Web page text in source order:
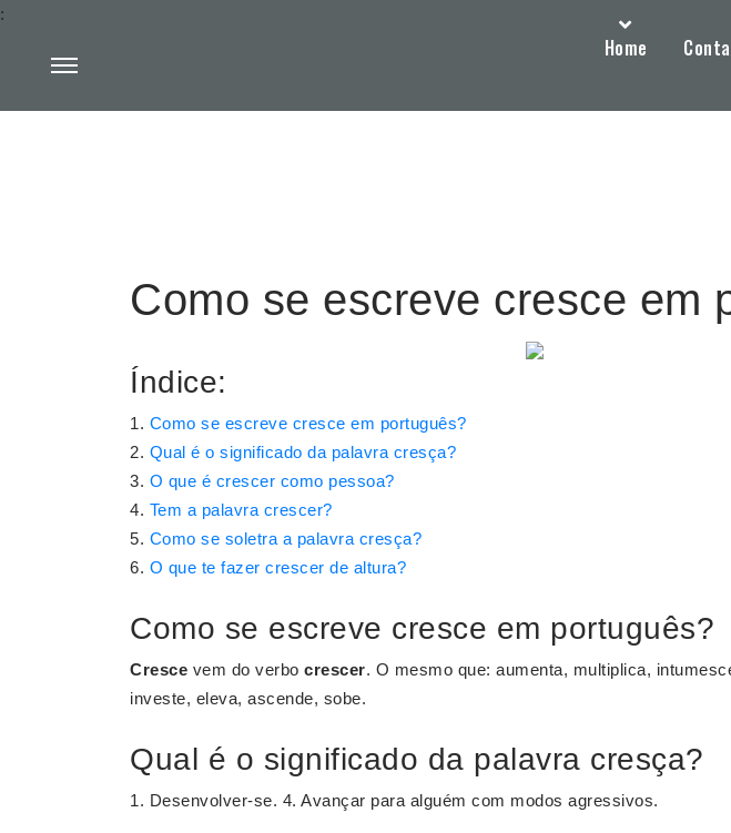
Home
:
Como se escreve cresce em
Índice:
Como se escreve cresce em português?
Qual é o significado da palavra cresça?
O que é crescer como pessoa?
Tem a palavra crescer?
Como se soletra a palavra cresça?
O que te fazer crescer de altura?
Como se escreve cresce em português?
Cresce vem do verbo crescer. O mesmo que: aumenta, multiplica,
investe, eleva, ascende, sobe.
Qual é o significado da palavra cresça?
1. Desenvolver-se. 4. Avançar para alguém com modos agressivos.